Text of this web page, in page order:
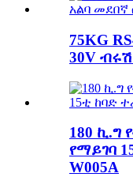
75KG
30V ብሩሽ
180 ኪ.ግ
የማይገባ
W005A